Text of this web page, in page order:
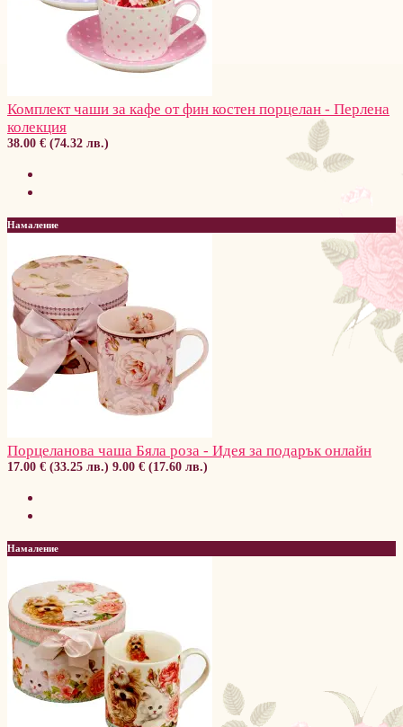
Комплект чаши за кафе от фин костен порцелан - Перлена
колекция
38.00 € (74.32 лв.)
Намаление
Порцеланова чаша Бяла роза - Идея за подарък онлайн
17.00 € (33.25 лв.) 9.00 € (17.60 лв.)
Намаление